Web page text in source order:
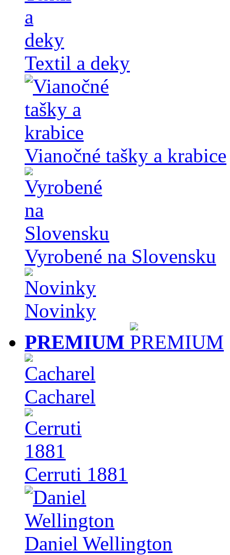
Textil a deky
Vianočné tašky a krabice
Vyrobené na Slovensku
Novinky
PREMIUM
Cacharel
Cerruti 1881
Daniel Wellington